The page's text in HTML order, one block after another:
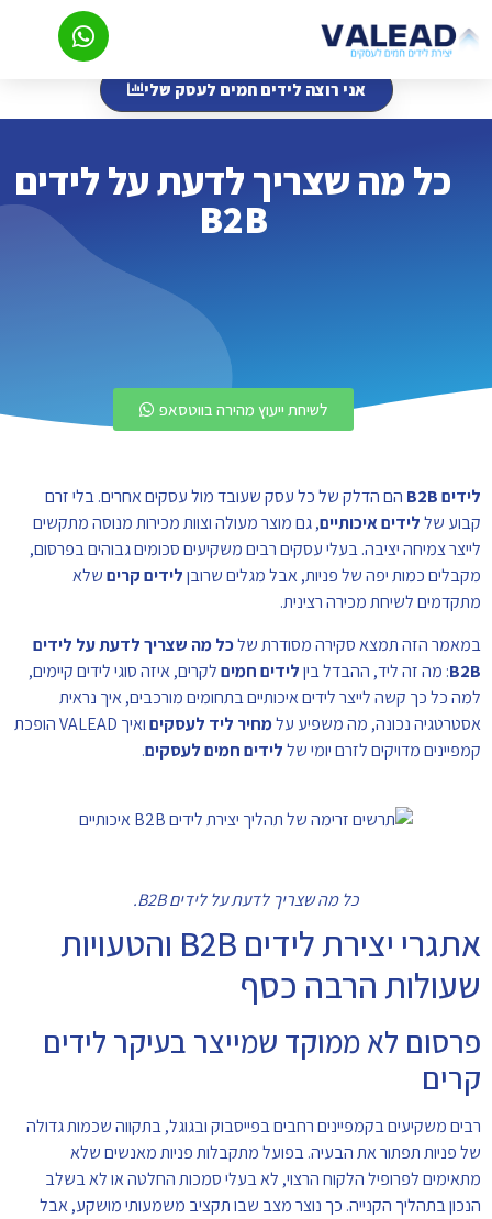
אני רוצה לידים חמים לעסק שלי
כל מה שצריך לדעת על לידים
B2B
לשיחת ייעוץ מהירה בווטסאפ
לידים B2B
הם הדלק של כל עסק שעובד מול עסקים אחרים. בלי זרם
קבוע שללידים איכותיים, גם מוצר מעולה וצוות מכירות מנוסה מתקשים
לייצר צמיחה יציבה. בעלי עסקים רבים משקיעים סכומים גבוהים בפרסום,
מקבלים כמות יפה של פניות, אבל מגלים שרובןלידים קריםשלא
מתקדמים לשיחת מכירה רצינית.
במאמר הזה תמצא סקירה מסודרת שלכל מה שצריך לדעת על לידים
B2B: מה זה ליד, ההבדל ביןלידים חמיםלקרים, איזה סוגי לידים קיימים,
למה כל כך קשה לייצר לידים איכותיים בתחומים מורכבים, איך נראית
אסטרטגיה נכונה, מה משפיע עלמחיר ליד לעסקים
ואיך VALEAD הופכת
קמפיינים מדויקים לזרם יומי שללידים חמים לעסקים.
כל מה שצריך לדעת על לידים B2B.
אתגרי יצירת לידים B2B והטעויות
שעולות הרבה כסף
פרסום לא ממוקד שמייצר בעיקר לידים
קרים
רבים משקיעים בקמפיינים רחבים בפייסבוק ובגוגל, בתקווה שכמות גדולה
של פניות תפתור את הבעיה. בפועל מתקבלות פניות מאנשים שלא
מתאימים לפרופיל הלקוח הרצוי, לא בעלי סמכות החלטה או לא בשלב
הנכון בתהליך הקנייה. כך נוצר מצב שבו תקציב משמעותי מושקע, אבל